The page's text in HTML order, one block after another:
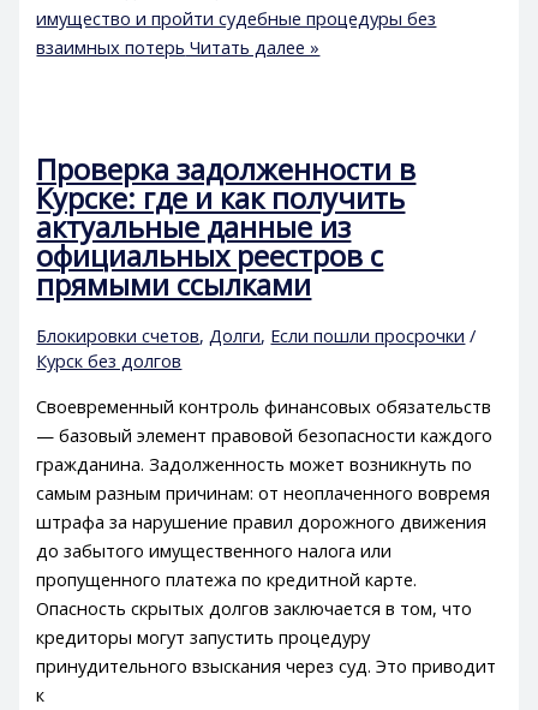
имущество и пройти судебные процедуры без
взаимных потерь Читать далее »
Проверка задолженности в
Курске: где и как получить
актуальные данные из
официальных реестров с
прямыми ссылками
Блокировки счетов,Долги, Если пошли просрочки /
Курск без долгов
Своевременный контроль финансовых обязательств
— базовый элемент правовой безопасности каждого
гражданина. Задолженность может возникнуть по
самым разным причинам: от неоплаченного вовремя
штрафа за нарушение правил дорожного движения
до забытого имущественного налога или
пропущенного платежа по кредитной карте.
Опасность скрытых долгов заключается в том, что
кредиторы могут запустить процедуру
принудительного взыскания через суд. Это приводит
к